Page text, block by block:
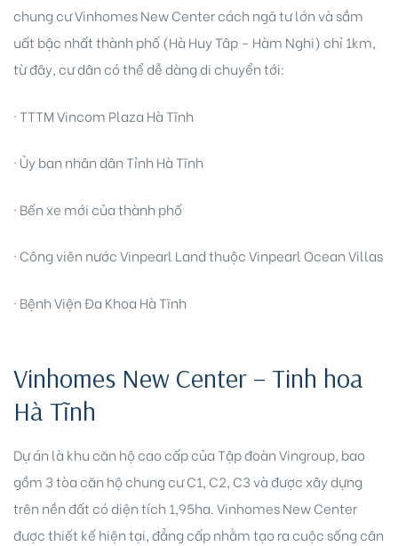
chung cư Vinhomes New Center cách ngã tư lớn và sầm
uất bậc nhất thành phố (Hà Huy Tâp – Hàm Nghi) chỉ 1km,
từ đây, cư dân có thể dễ dàng di chuyển tới:
· TTTM Vincom Plaza Hà Tĩnh
· Ủy ban nhân dân Tỉnh Hà Tĩnh
· Bến xe mới của thành phố
· Công viên nước Vinpearl Land thuộc Vinpearl Ocean Villas
· Bệnh Viện Đa Khoa Hà Tĩnh
Vinhomes New Center – Tinh hoa
Hà Tĩnh
Dự án là khu căn hộ cao cấp của Tập đoàn Vingroup, bao
gồm 3 tòa căn hộ chung cư C1, C2, C3 và được xây dựng
trên nền đất có diện tích 1,95ha. Vinhomes New Center
được thiết kế hiện tại, đẳng cấp nhằm tạo ra cuộc sống cân